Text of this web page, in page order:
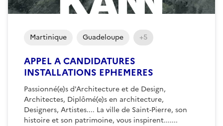
APPEL A CANDIDATURES
INSTALLATIONS EPHEMERES
Passionné(e)s d'Architecture et de Design,
Architectes, Diplômé(e)s en architecture,
Designers, Artistes.... La ville de Saint-Pierre, son
histoire et son patrimoine, vous inspirent.......
Martinique Guadeloupe +5